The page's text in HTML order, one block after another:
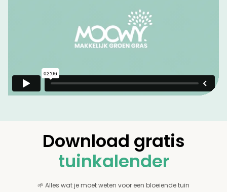
Download gratis
tuinkalender
🌱 Alles wat je moet weten voor een bloeiende tuin